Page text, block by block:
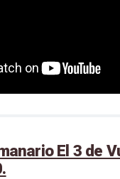
El 3 de